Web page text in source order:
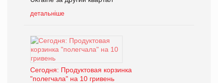
детальніше
Сегодня: Продуктовая корзинка
"полегчала" на 10 гривень